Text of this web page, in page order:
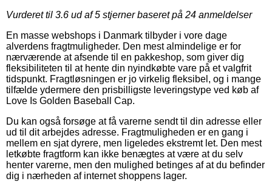
Vurderet til 3.6 ud af 5 stjerner baseret på 24 anmeldelser
En masse webshops i Danmark tilbyder i vore dage
alverdens fragtmuligheder. Den mest almindelige er for
nærværende at afsende til en pakkeshop, som giver dig
fleksibiliteten til at hente din nyindkøbte vare på et valgfrit
tidspunkt. Fragtløsningen er jo virkelig fleksibel, og i mange
tilfælde ydermere den prisbilligste leveringstype ved køb af
Love Is Golden Baseball Cap.
Du kan også forsøge at få varerne sendt til din adresse eller
ud til dit arbejdes adresse. Fragtmuligheden er en gang i
mellem en sjat dyrere, men ligeledes ekstremt let. Den mest
letkøbte fragtform kan ikke benægtes at være at du selv
henter varerne, men den mulighed betinges af at du befinder
dig i nærheden af internet shoppens lager.